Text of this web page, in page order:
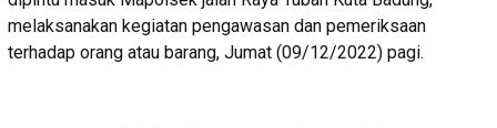
melaksanakan kegiatan pengawasan dan pemeriksaan
terhadap orang atau barang, Jumat (09/12/2022) pagi.